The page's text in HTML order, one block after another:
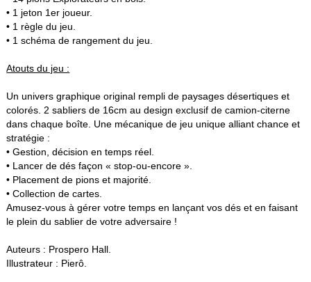
• 1 jeton 1er joueur.
• 1 règle du jeu.
• 1 schéma de rangement du jeu.
Atouts du jeu :
Un univers graphique original rempli de paysages désertiques et
colorés. 2 sabliers de 16cm au design exclusif de camion-citerne
dans chaque boîte. Une mécanique de jeu unique alliant chance et
stratégie :
• Gestion, décision en temps réel.
• Lancer de dés façon « stop-ou-encore ».
• Placement de pions et majorité.
• Collection de cartes.
Amusez-vous à gérer votre temps en lançant vos dés et en faisant
le plein du sablier de votre adversaire !
Auteurs : Prospero Hall.
Illustrateur : Pierô.